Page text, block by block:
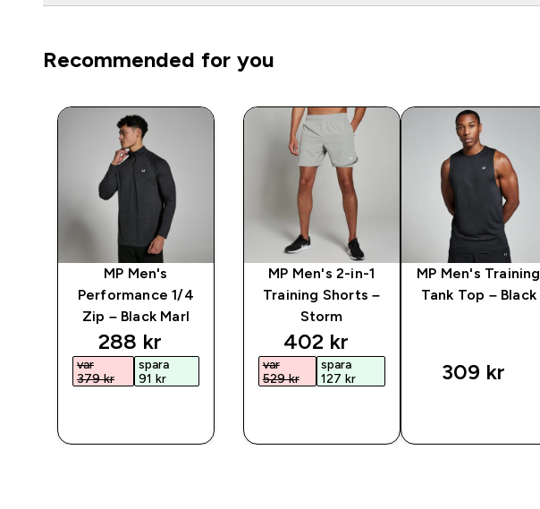
Recommended for you
MP Men's
Performance 1/4
Zip – Black Marl
discounted price
288 kr‎
var
379 kr‎
spara
91 kr‎
MP Men's 2-in-1
Training Shorts –
Storm
discounted price
402 kr‎
var
529 kr‎
spara
127 kr‎
MP Men's Training
Tank Top – Black
309 kr‎